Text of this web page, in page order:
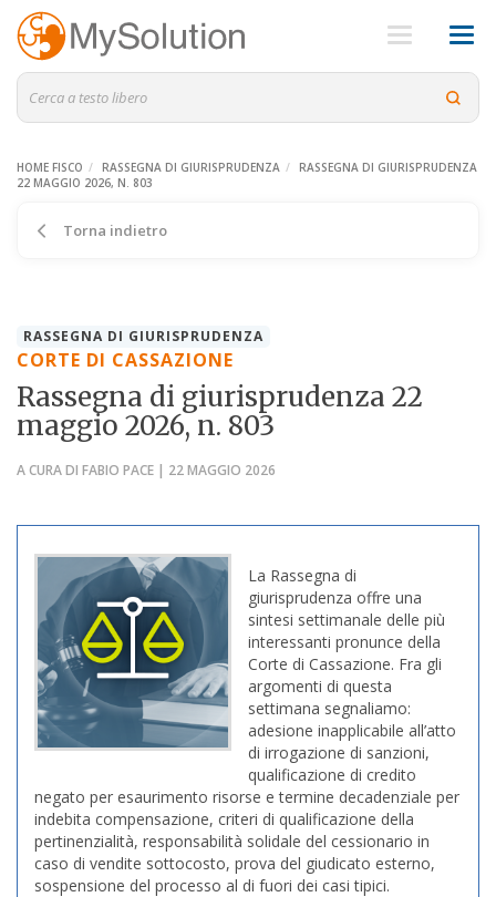
HOME FISCO RASSEGNA DI GIURISPRUDENZA
RASSEGNA DI GIURISPRUDENZA
22 MAGGIO 2026, N. 803
Torna indietro
RASSEGNA DI GIURISPRUDENZA
CORTE DI CASSAZIONE
Rassegna di giurisprudenza 22
maggio 2026, n. 803
A CURA DI FABIO PACE | 22 MAGGIO 2026
La Rassegna di
giurisprudenza offre una
sintesi settimanale delle più
interessanti pronunce della
Corte di Cassazione. Fra gli
argomenti di questa
settimana segnaliamo:
adesione inapplicabile all’atto
di irrogazione di sanzioni,
qualificazione di credito
negato per esaurimento risorse e termine decadenziale per
indebita compensazione, criteri di qualificazione della
pertinenzialità, responsabilità solidale del cessionario in
caso di vendite sottocosto, prova del giudicato esterno,
sospensione del processo al di fuori dei casi tipici.